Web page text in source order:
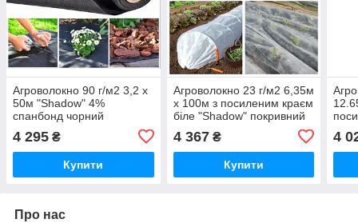
Агроволокно 90 г/м2 3,2 х
50м "Shadow" 4%
спанбонд чорний
4 295 ₴
Купити
Агроволокно 23 г/м2 6,35м
х 100м з посиленим краєм
біле "Shadow" покривний
4 367₴
Купити
4
Про нас